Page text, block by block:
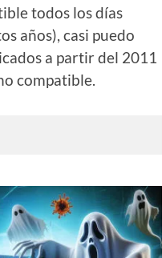
todos los días
años), casi puedo
a partir del 2011
compatible.